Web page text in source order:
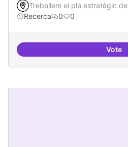
Treballem el pla estratègic
Recerca
0 0
Vote